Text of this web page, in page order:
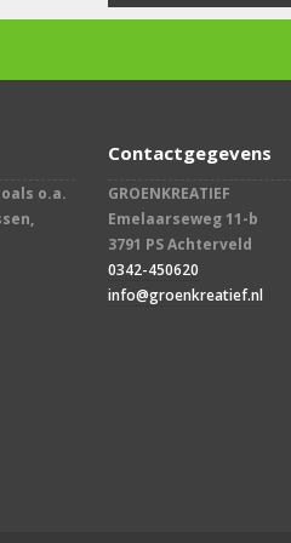
o.a.
Contactgegevens
GROENKREATIEF
Emelaarseweg 11-b
3791 PS Achterveld
0342-450620
info@groenkreatief.nl​